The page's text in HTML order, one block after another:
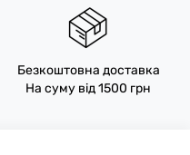
Безкоштовна доставка
На суму від 1500 грн